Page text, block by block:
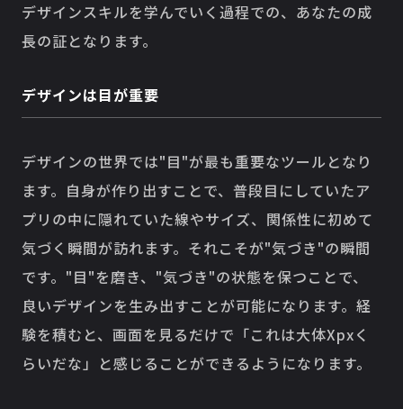
デザインスキルを学んでいく過程での、あなたの成
長の証となります。
デザインは目が重要
デザインの世界では"目"が最も重要なツールとなり
ます。自身が作り出すことで、普段目にしていたア
プリの中に隠れていた線やサイズ、関係性に初めて
気づく瞬間が訪れます。それこそが"気づき"の瞬間
です。"目"を磨き、"気づき"の状態を保つことで、
良いデザインを生み出すことが可能になります。経
験を積むと、画面を見るだけで「これは大体Xpxく
らいだな」と感じることができるようになります。